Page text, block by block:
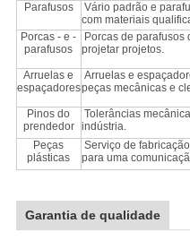
Parafusos
Vário padrão e
com materiais
Porcas - e -
parafusos
Porcas de
projetar projetos.
Arruelas e
espaçadores
Arruelas e
peças mecânicas e
Pinos do
prendedor
Tolerâncias
indústria.
Peças
plásticas
Serviço de
para uma
Garantia de qualidade